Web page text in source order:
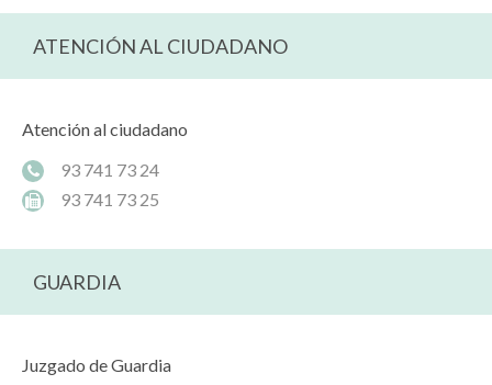
ATENCIÓN AL CIUDADANO
Atención al ciudadano
93 741 73 24
93 741 73 25
GUARDIA
Juzgado de Guardia